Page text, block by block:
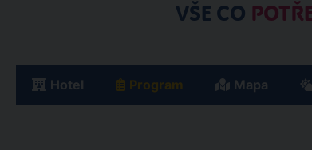
VŠE CO
Hotel Program Mapa